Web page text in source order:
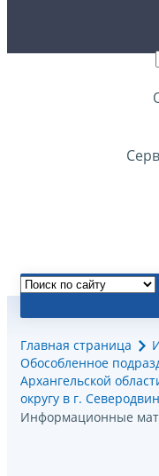
Главная страница
Обособленное
Архангельской
округу в г.
Информационные